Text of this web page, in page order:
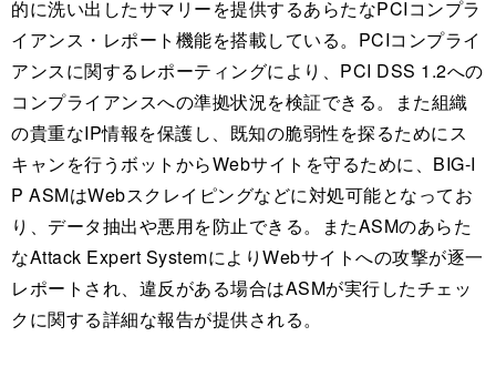
的に洗い出したサマリーを提供するあらたなPCIコンプラ
イアンス・レポート機能を搭載している。PCIコンプライ
アンスに関するレポーティングにより、PCI DSS 1.2への
コンプライアンスへの準拠状況を検証できる。また組織
の貴重なIP情報を保護し、既知の脆弱性を探るためにス
キャンを行うボットからWebサイトを守るために、BIG-I
P ASMはWebスクレイピングなどに対処可能となってお
り、データ抽出や悪用を防止できる。またASMのあらた
なAttack Expert SystemによりWebサイトへの攻撃が逐一
レポートされ、違反がある場合はASMが実行したチェッ
クに関する詳細な報告が提供される。